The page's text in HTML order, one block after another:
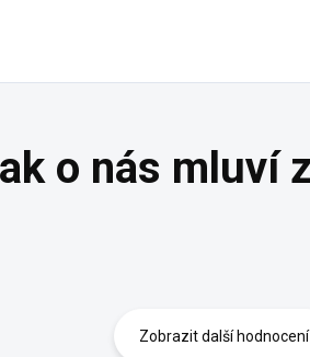
Zobrazit další hodnocení